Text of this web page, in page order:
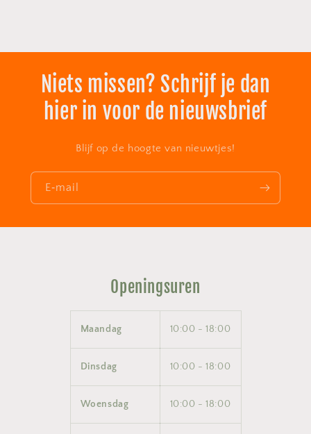
Niets missen? Schrijf je dan
hier in voor de nieuwsbrief
Blijf op de hoogte van nieuwtjes!
E‑mail
Openingsuren
Maandag 10:00 - 18:00
Dinsdag 10:00 - 18:00
Woensdag 10:00 - 18:00